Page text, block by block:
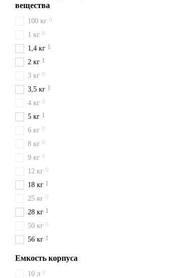
вещества
100 кг 0
1 кг 0
1,4 кг 1
2 кг 1
3 кг 0
3,5 кг 1
4 кг 0
5 кг 1
6 кг 0
8 кг 0
9 кг 0
12 кг 0
18 кг 1
25 кг 0
28 кг 1
50 кг 0
56 кг 1
Емкость корпуса
10 л 0